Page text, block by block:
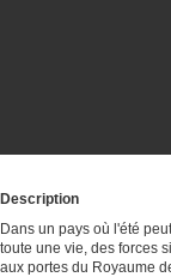
Description
Dans un pays où l'été
toute une vie, des forces
aux portes du Royaume